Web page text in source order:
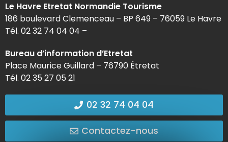
Le Havre Etretat Normandie Tourisme
186 boulevard Clemenceau – BP 649 – 76059 Le Havre
Tél. 02 32 74 04 04 –
Bureau d’information d’Etretat
Place Maurice Guillard – 76790 Étretat
Tél. 02 35 27 05 21
02 32 74 04 04
Contactez-nous